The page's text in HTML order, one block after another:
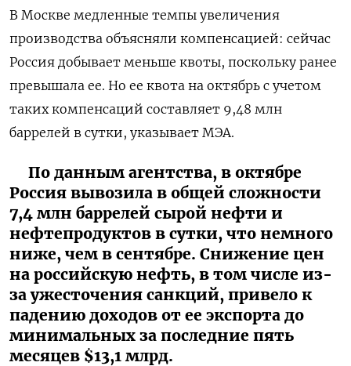
В Москве медленные темпы увеличения
производства объясняли компенсацией: сейчас
Россия добывает меньше квоты, поскольку ранее
превышала ее. Но ее квота на октябрь с учетом
таких компенсаций составляет 9,48 млн
баррелей в сутки, указывает МЭА.
По данным агентства, в октябре
Россия вывозила в общей сложности
7,4 млн баррелей сырой нефти и
нефтепродуктов в сутки, что немного
ниже, чем в сентябре. Снижение цен
на российскую нефть, в том числе из-
за ужесточения санкций, привело к
падению доходов от ее экспорта до
минимальных за последние пять
месяцев $13,1 млрд.